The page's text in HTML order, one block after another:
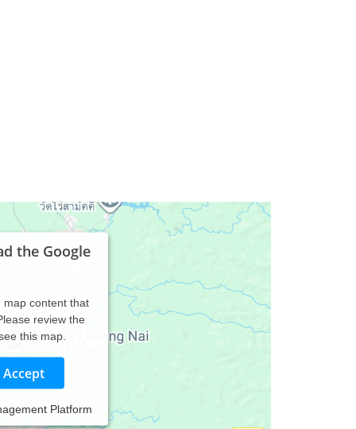
the Google
map content that
review the
this map.
Accept
Platform